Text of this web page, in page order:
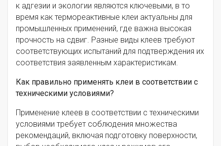
к адгезии и экологии являются ключевыми, в то
время как термореактивные клеи актуальны для
промышленных применений, где важна высокая
прочность на сдвиг. Разные виды клеев требуют
соответствующих испытаний для подтверждения их
соответствия заявленным характеристикам.
Как правильно применять клеи в соответствии с
техническими условиями?
Применение клеев в соответствии с техническими
условиями требует соблюдения множества
рекомендаций, включая подготовку поверхности,